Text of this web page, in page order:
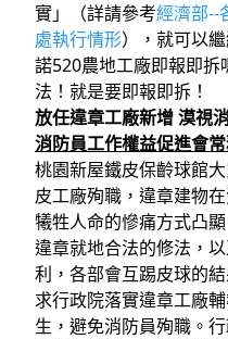
實」（詳請參考經濟部--
處執行情形），就可以
諾520農地工廠即報即
法！就是要即報即拆！
放任違章工廠新增 漠視
消防員工作權益促進會
桃園新屋鐵皮保齡球館
皮工廠殉職，違章建物
犧牲人命的慘痛方式凸
違章就地合法的修法，
利，各部會互踢皮球的
求行政院落實違章工廠
生，避免消防員殉職。